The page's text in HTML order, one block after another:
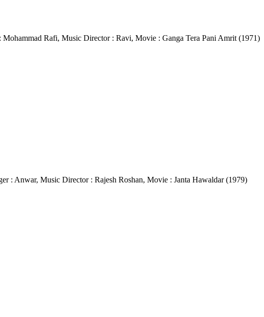
Mohammad Rafi, Music Director : Ravi, Movie : Ganga Tera Pani Amrit (1971)
: Anwar, Music Director : Rajesh Roshan, Movie : Janta Hawaldar (1979)